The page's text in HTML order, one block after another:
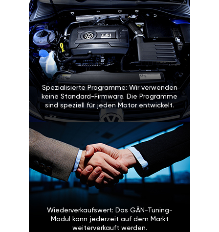
Spezialisierte Programme: Wir verwenden
keine Standard-Firmware. Die Programme
sind speziell für jeden Motor entwickelt.
Wiederverkaufswert: Das GÄN-Tuning-
Modul kann jederzeit auf dem Markt
weiterverkauft werden.